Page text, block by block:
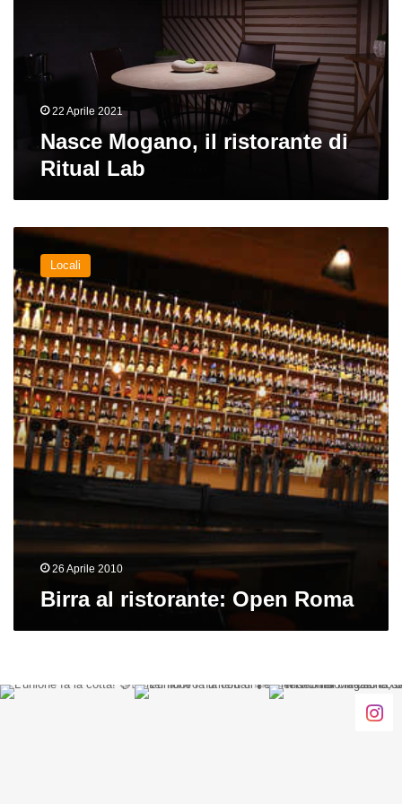
Lab
22 Aprile 2021
Nasce Mogano, il ristorante di
Ritual Lab
Birra
ristorante:
Open
Roma
Locali
26 Aprile 2010
Birra al ristorante: Open Roma